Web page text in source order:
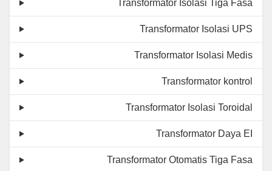
Transformator Isolasi Tiga Fasa
Transformator Isolasi UPS
Transformator Isolasi Medis
Transformator kontrol
Transformator Isolasi Toroidal
Transformator Daya EI
Transformator Otomatis Tiga Fasa